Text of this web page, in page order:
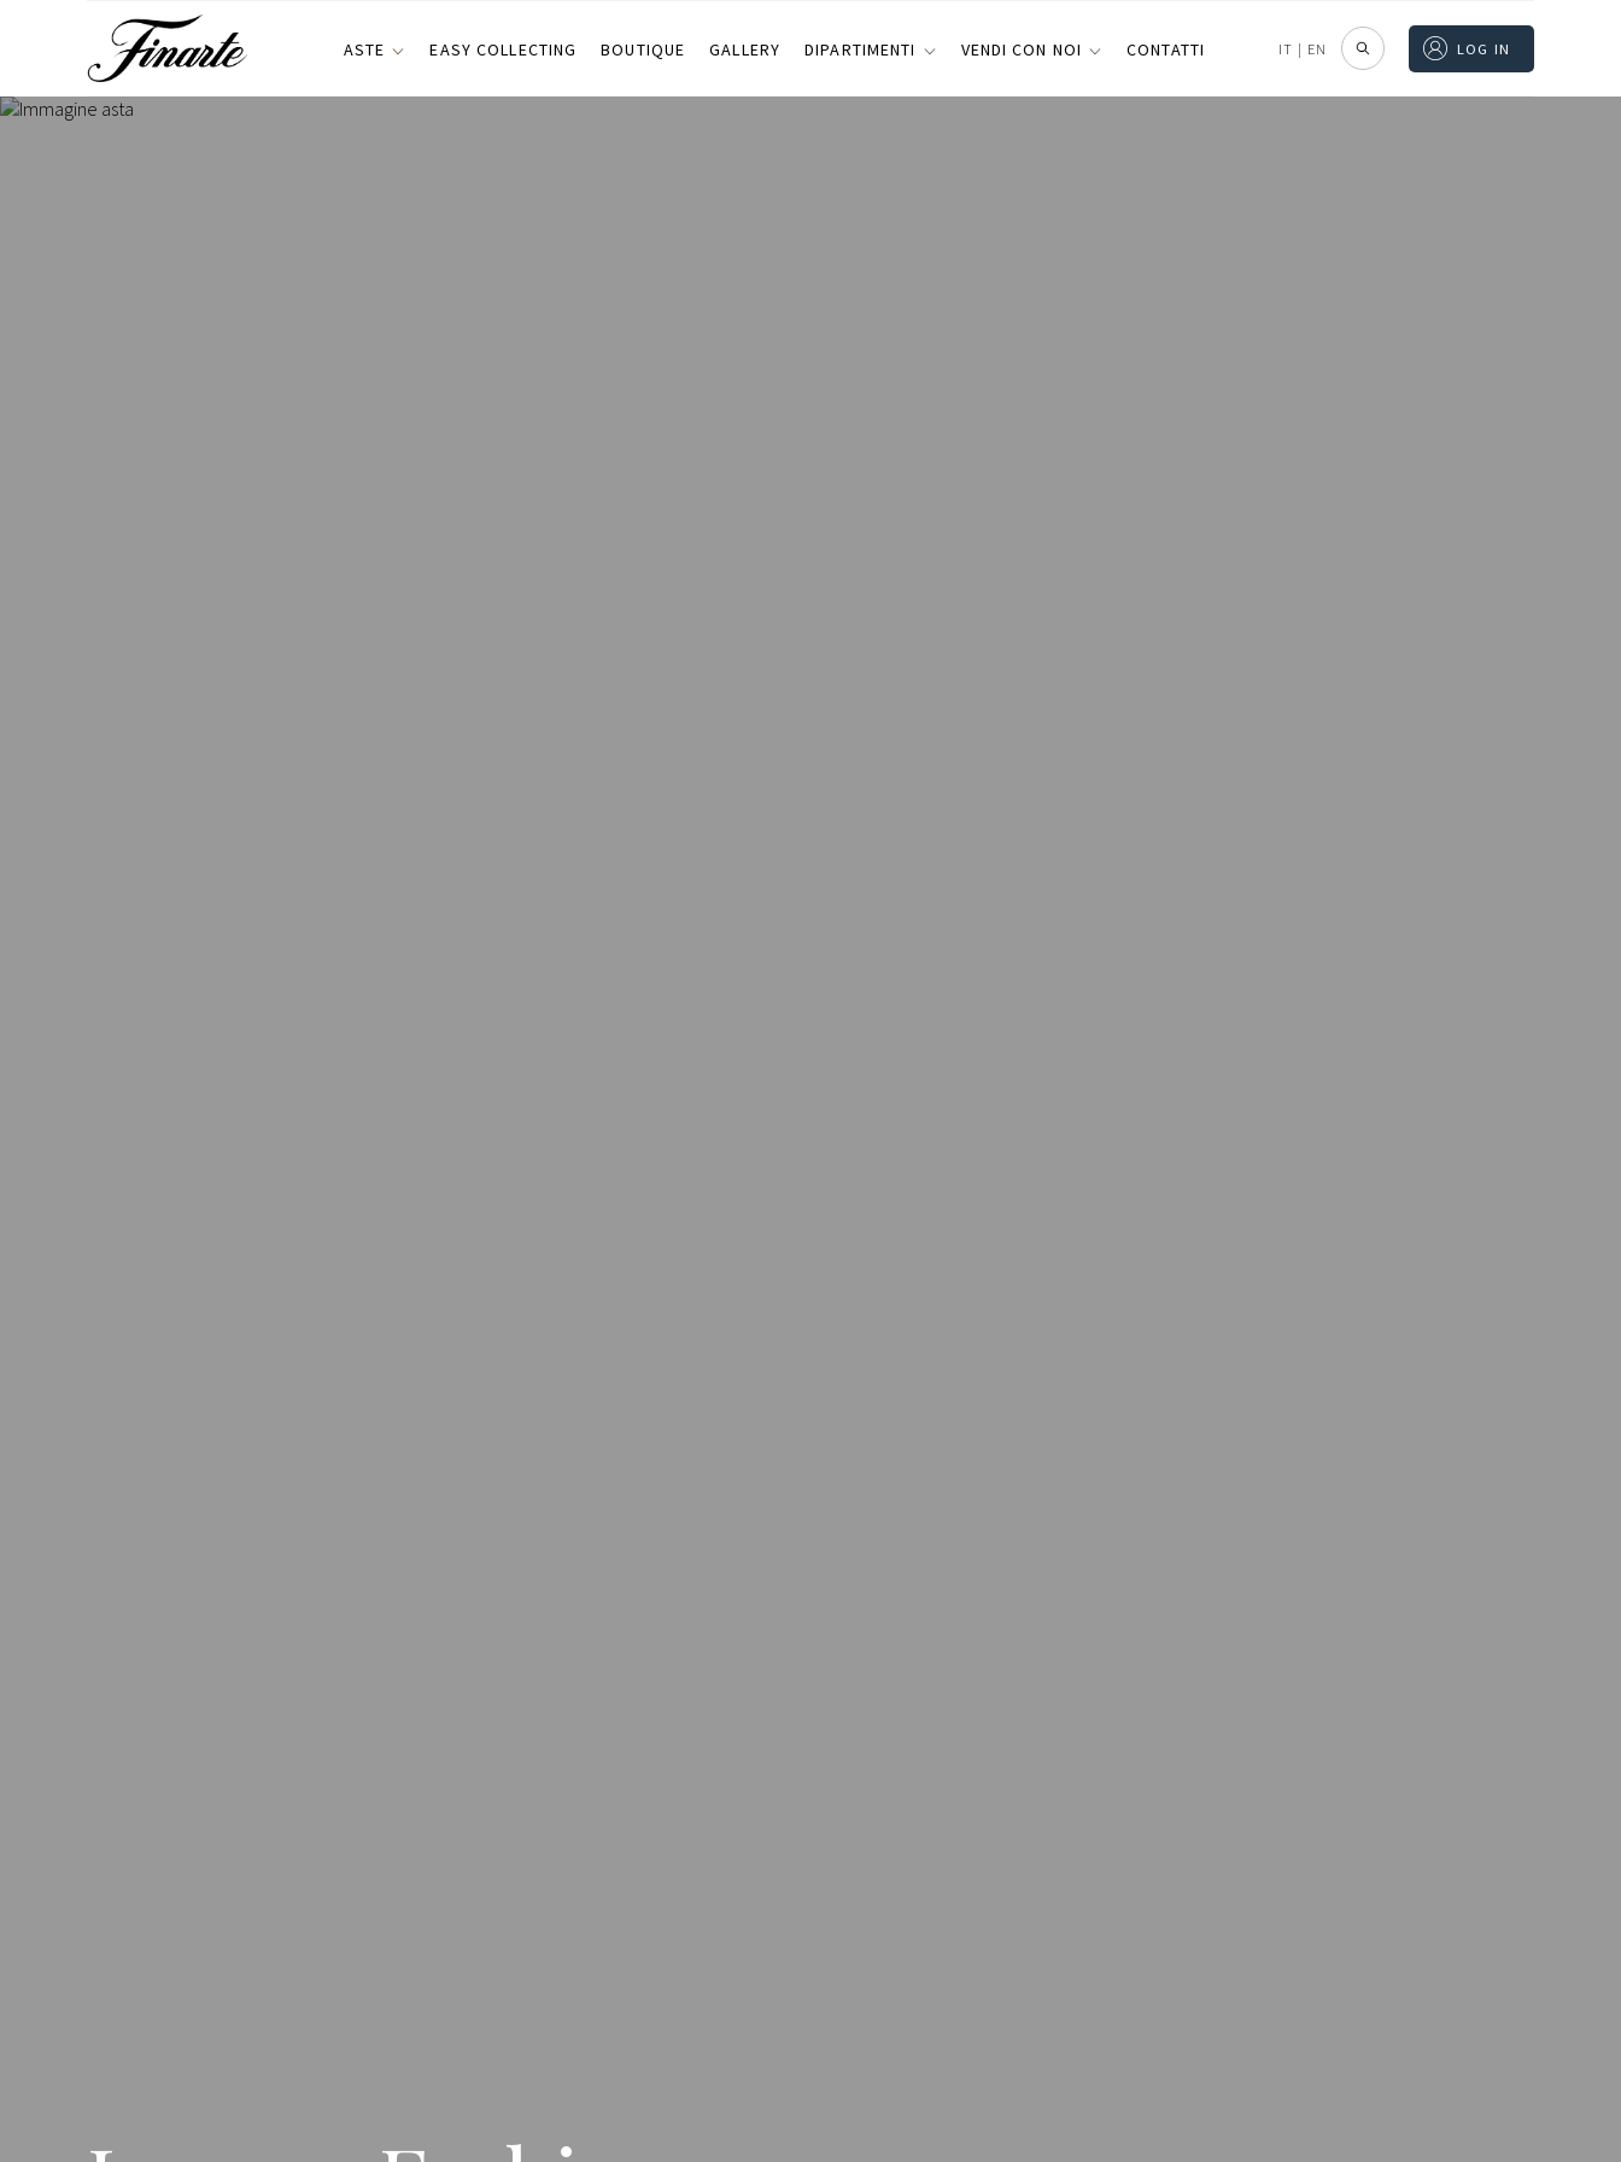
ASTE EASY COLLECTING BOUTIQUE GALLERY DIPARTIMENTI VENDI CON NOI CONTATTI IT | EN LOG IN